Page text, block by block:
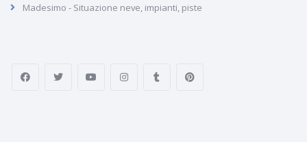
Madesimo - Situazione neve, impianti, piste